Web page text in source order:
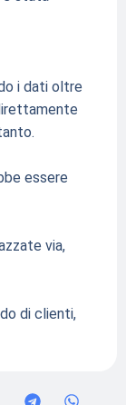
i dati oltre
essere
via,
di clienti,